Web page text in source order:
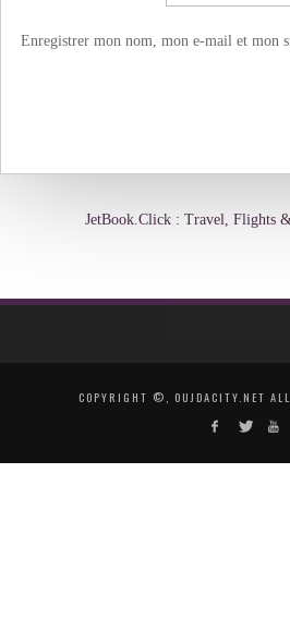
Enregistrer mon nom, mon e-mail et mon
JetBook.Click : Travel, Flights
COPYRIGHT ©, OUJDACITY.NET